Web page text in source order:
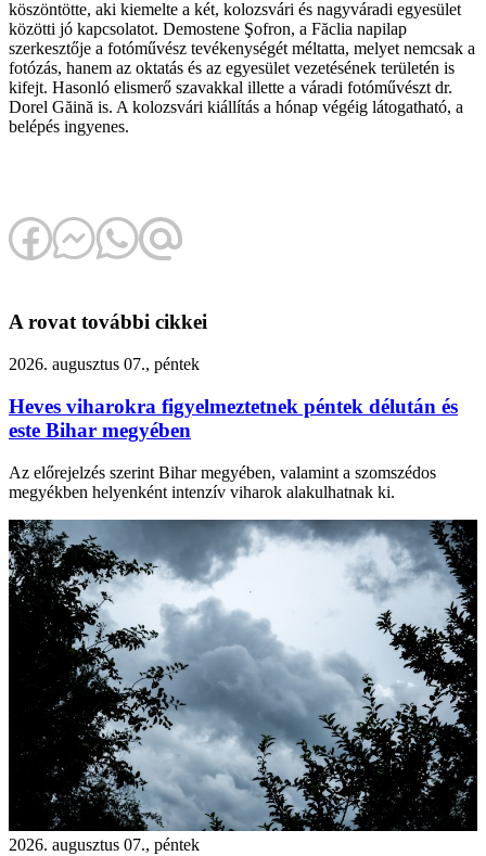
köszöntötte, aki kiemelte a két, kolozsvári és nagyváradi egyesület
közötti jó kapcsolatot. Demostene Şofron, a Făclia napilap
szerkesztője a fotóművész tevékenységét méltatta, melyet nemcsak a
fotózás, hanem az oktatás és az egyesület vezetésének területén is
kifejt. Hasonló elismerő szavakkal illette a váradi fotóművészt dr.
Dorel Găină is. A kolozsvári kiállítás a hónap végéig látogatható, a
belépés ingyenes.
A rovat további cikkei
2026. augusztus 07., péntek
Heves viharokra figyelmeztetnek péntek délután és
este Bihar megyében
Az előrejelzés szerint Bihar megyében, valamint a szomszédos
megyékben helyenként intenzív viharok alakulhatnak ki.
2026. augusztus 07., péntek